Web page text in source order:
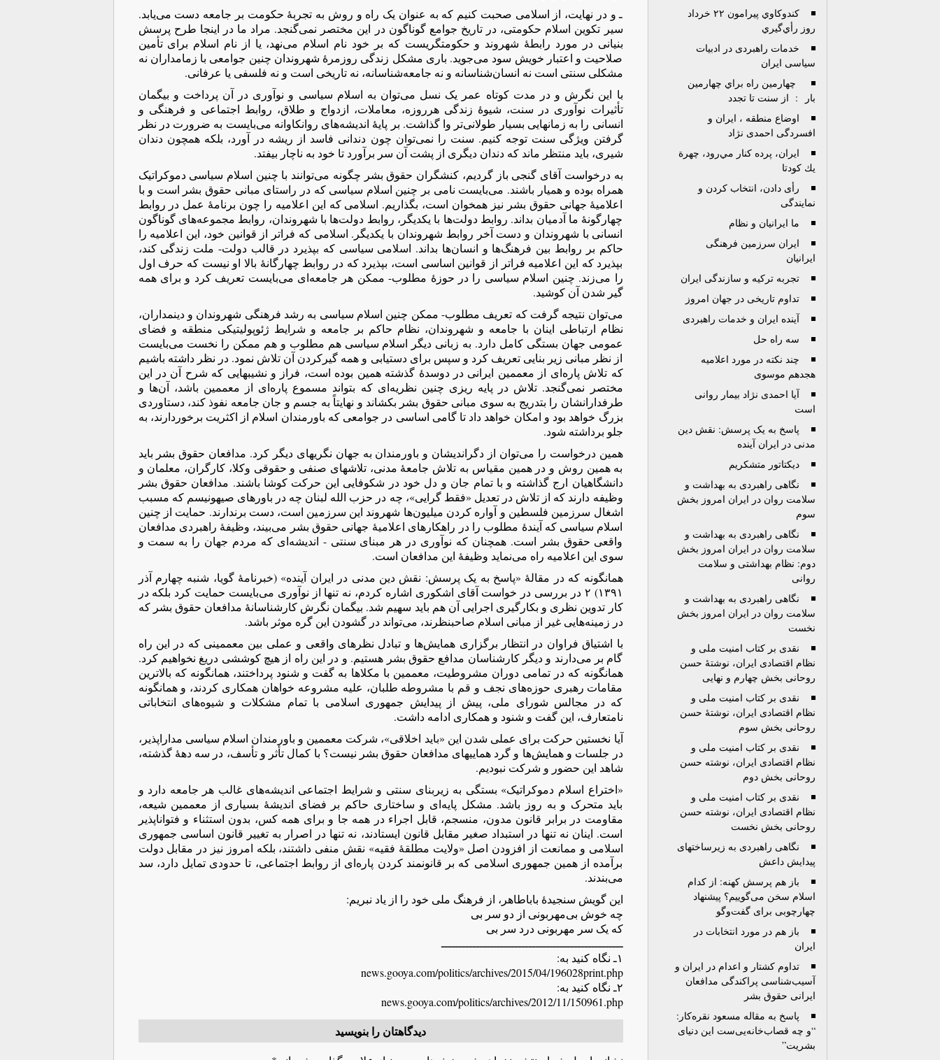
ـ و در ‌‌نهایت، از اسلامی صحبت کنیم که به عنوان یک راه و روش به تجربۀ حکومت بر جامعه دست می‌یابد.
سیر تکوین اسلام حکومتی، در تاریخ جوامع گوناگون در این مختصر نمی‌گنجد. مراد ما در اینجا طرح پرسش
بنیانی در مورد رابطۀ شهروند و حکومتگریست که بر خود نام اسلام می‌نهد، یا از نام اسلام برای تأمین
صلاحیت و اعتبار خویش سود می‌جوید. باری مشکل زندگی روزمرۀ شهروندان چنین جوامعی با زمامداران نه
مشکلی سنتی است نه انسان‌شناسانه و نه جامعه‌شناسانه، نه تاریخی است و نه فلسفی یا عرفانی.
با این نگرش و در مدت کوتاه عمر یک نسل می‌توان به اسلام سیاسی و نوآوری در آن پرداخت و بیگمان
تأثیرات نوآوری در سنت، شیوۀ زندگی هرروزه، معاملات، ازدواج و طلاق، روابط اجتماعی و فرهنگی و
انسانی را به زمانهایی بسیار طولانی‌تر وا گذاشت. بر پایۀ اندیشه‌های روانکاوانه می‌بایست به ضرورت در نظر
گرفتن ویژگی سنت توجه کنیم. سنت را نمی‌توان چون دندانی فاسد از ریشه در آورد، بلکه همچون دندان
شیری، باید منتظر ماند که دندان دیگری از پشت آن سر برآورد تا خود به ناچار بیفتد.
به درخواست آقای گنجی باز گردیم، کنشگران حقوق بشر چگونه می‌توانند با چنین اسلام سیاسی دموکراتیک
همراه بوده و همیار باشند. می‌بایست نامی بر چنین اسلام سیاسی که در راستای مبانی حقوق بشر است و با
اعلامیۀ جهانی حقوق بشر نیز همخوان است، بگذاریم. اسلامی که این اعلامیه را چون برنامۀ عمل در روابط
چهارگونۀ ما آدمیان بداند. روابط دولت‌ها با یکدیگر، روابط دولت‌ها با شهروندان، روابط مجموعه‌های گوناگون
انسانی با شهروندان و دست آخر روابط شهروندان با یکدیگر. اسلامی که فرا‌تر از قوانین خود، این اعلامیه را
حاکم بر روابط بین فرهنگ‌ها و انسان‌ها بداند. اسلامی سیاسی که بپذیرد در قالب دولت- ملت زندگی کند،
بپذیرد که این اعلامیه فرا‌تر از قوانین اساسی است، بپذیرد که در روابط چهارگانۀ بالا او نیست که حرف اول
را می‌زند. چنین اسلام سیاسی را در حوزۀ مطلوب- ممکن هر جامعه‌ای می‌بایست تعریف کرد و برای همه
گیر شدن آن کوشید.
می‌توان نتیجه گرفت که تعریف مطلوب- ممکن چنین اسلام سیاسی به رشد فرهنگی شهروندان و دینمداران،
نظام ارتباطی اینان با جامعه و شهروندان، نظام حاکم بر جامعه و شرایط ژئوپولیتیکی منطقه و فضای
عمومی جهان بستگی کامل دارد. به زبانی دیگر اسلام سیاسی هم مطلوب و هم ممکن را نخست می‌بایست
از نظر مبانی زیر بنایی تعریف کرد و سپس برای دستیابی و همه گیرکردن آن تلاش نمود. در نظر داشته باشیم
که تلاش پاره‌ای از معممین ایرانی در دوسدۀ گذشته همین بوده است، فراز و نشیبهایی که شرح آن در این
مختصر نمی‌گنجد. تلاش در پایه ریزی چنین نظریه‌ای که بتواند مسموع پاره‌ای از معممین باشد، آن‌ها و
طرفدارانشان را بتدریج به سوی مبانی حقوق بشر بکشاند و نهایتاً به جسم و جان جامعه نفوذ کند، دستاوردی
بزرگ خواهد بود و امکان خواهد داد تا گامی اساسی در جوامعی که باورمندان اسلام از اکثریت برخوردارند، به
جلو برداشته شود.
همین درخواست را می‌توان از دگراندیشان و باورمندان به جهان نگریهای دیگر کرد. مدافعان حقوق بشر باید
به همین روش و در همین مقیاس به تلاش جامعۀ مدنی، تلاشهای صنفی و حقوقی وکلا، کارگران، معلمان و
دانشگاهیان ارج گذاشته و با تمام جان و دل خود در شکوفایی این حرکت کوشا باشند. مدافعان حقوق بشر
وظیفه دارند که از تلاش در تعدیل «فقط گرایی»، چه در حزب الله لبنان چه در باورهای صیهونیسم که مسبب
اشغال سرزمین فلسطین و آواره کردن میلیون‌ها شهروند این سرزمین است، دست برندارند. حمایت از چنین
اسلام سیاسی که آیندۀ مطلوب را در راهکارهای اعلامیۀ جهانی حقوق بشر می‌بیند، وظیفۀ راهبردی مدافعان
واقعی حقوق بشر است. همچنان که نوآوری در هر مبنای سنتی - اندیشه‌ای که مردم جهان را به سمت و
سوی این اعلامیه راه می‌نماید وظیفۀ این مدافعان است.
همانگونه که در مقالۀ «پاسخ به یک پرسش: نقش دین مدنی در ایران آینده» (خبرنامۀ گویا، شنبه چهارم آذر
۱۳۹۱) ۲ در بررسی در خواست آقای اشکوری اشاره کردم، نه تنها از نوآوری می‌بایست حمایت کرد بلکه در
کار تدوین نظری و بکارگیری اجرایی آن هم باید سهیم شد. بیگمان نگرش کارشناسانۀ مدافعان حقوق بشر که
در زمینه‌هایی غیر از مبانی اسلام صاحبنظرند، می‌تواند در گشودن این گره موثر باشد.
با اشتیاق فراوان در انتظار برگزاری همایش‌ها و تبادل نظرهای واقعی و عملی بین معممینی که در این راه
گام بر می‌دارند و دیگر کار‌شناسان مدافع حقوق بشر هستیم. و در این راه از هیچ کوششی دریغ نخواهیم کرد.
همانگونه که در تمامی دوران مشروطیت، معممین با مکلا‌ها به گفت و شنود پرداختند، همانگونه که بالا‌ترین
مقامات رهبری حوزه‌های نجف و قم با مشروطه طلبان، علیه مشروعه خواهان همکاری کردند، و همانگونه
که در مجالس شورای ملی، پیش از پیدایش جمهوری اسلامی با تمام مشکلات و شیوه‌های انتخاباتی
نامتعارف، این گفت و شنود و همکاری ادامه داشت.
آیا نخستین حرکت برای عملی شدن این «باید اخلاقی»، شرکت معممین و باورمندان اسلام سیاسی مداراپذیر،
در جلسات و همایش‌ها و گرد هماییهای مدافعان حقوق بشر نیست؟ با کمال تأثر و تأسف، در سه دهۀ گذشته،
شاهد این حضور و شرکت نبودیم.
«اختراع اسلام دموکراتیک» بستگی به زیربنای سنتی و شرایط اجتماعی اندیشه‌های غالب هر جامعه دارد و
باید متحرک و به روز باشد. مشکل پایه‌ای و ساختاری حاکم بر فضای اندیشۀ بسیاری از معممین شیعه،
مقاومت در برابر قانون مدون، منسجم، قابل اجراء در همه جا و برای همه کس، بدون استثناء و فتواناپذیر
است. اینان نه تنها در استبداد صغیر مقابل قانون ایستادند، نه تنها در اصرار به تغییر قانون اساسی جمهوری
اسلامی و ممانعت از افزودن اصل «ولایت مطلقۀ فقیه» نقش منفی داشتند، بلکه امروز نیز در مقابل دولت
برآمده از همین جمهوری اسلامی که بر قانونمند کردن پاره‌ای از روابط اجتماعی، تا حدودی تمایل دارد، سد
می‌بندند.
این گویش سنجیدۀ باباطاهر، از فرهنگ ملی خود را از یاد نبریم:
چه خوش بی‌مهربونی از دو سر بی‌
که یک سر مهربونی درد سر بی‌
ــــــــــــــــــــــــــــــــــــــــــــــــــــ
۱ـ نگاه کنید به:
news.gooya.com/politics/archives/2015/04/196028print.php
۲ـ نگاه کنید به:
news.gooya.com/politics/archives/2012/11/150961.php
دیدگاهتان را بنویسید
كندوكاوي پيرامون ۲۲ خرداد
روز رأي‌گيري
خدمات راهبردی در ادبیات
سیاسی ایران
چهارمين راه براي چهارمين
بار : از سنت تا تجدد
اوضاع منطقه ، ایران و
افسردگی احمدی نژاد
ايران، پرده كنار مي‌رود، چهرة
يك كودتا
رأی دادن، انتخاب کردن و
نمایندگی
ما ایرانیان و نظام
ایران سرزمین فرهنگی
ایرانیان
تجربه ترکیه و سازندگی ایران
تداوم تاریخی در جهان امروز
آینده ایران و خدمات راهبردی
سه راه حل
چند نکته در مورد اعلامیه
هجدهم موسوی
آیا احمدی نژاد بیمار روانی
است
پاسخ به يک پرسش: نقش دين
مدنی در ايران آينده
ديکتاتور متشکريم
نگاهی راهبردی به بهداشت و
سلامت روان در ایران امروز بخش
سوم
نگاهی راهبردی به بهداشت و
سلامت روان در ايران امروز بخش
دوم: نظام بهداشتی و سلامت
روانی
نگاهی راهبردی به بهداشت و
سلامت روان در ايران امروز بخش
نخست
نقدی بر کتاب امنيت ملی و
نظام اقتصادی ايران، نوشتۀ حسن
روحانی بخش چهارم و نهایی
نقدی بر کتاب امنيت ملی و
نظام اقتصادی ايران، نوشتۀ حسن
روحانی بخش سوم
نقدی بر کتاب امنيت ملی و
نظام اقتصادی ايران، نوشته حسن
روحانی بخش دوم
نقدی بر کتاب امنيت ملی و
نظام اقتصادی ايران، نوشته حسن
روحانی بخش نخست
نگاهی راهبردی به زیرساختهای
پیدایش داعش
باز هم پرسش کهنه‌: از کدام
اسلام سخن می‌گوييم؟ پيشنهاد
چهارچوبی برای گفت‌وگو
باز هم در مورد انتخابات در
ايران
تداوم کشتار و اعدام در ایران و
آسیب‌شناسی پراکندگی مدافعان
ایرانی حقوق بشر
پاسخ به مقاله مسعود نقره‌کار:
“و چه قصاب‌خانه‌یی‌ست این دنیای
بشریت”